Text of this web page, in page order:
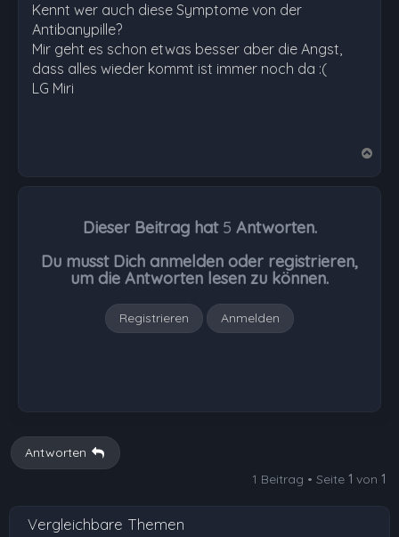
Kennt wer auch diese Symptome von der
Antibanypille?
Mir geht es schon etwas besser aber die Angst,
dass alles wieder kommt ist immer noch da :(
LG Miri
Dieser Beitrag hat 5 Antworten.
Du musst Dich anmelden oder registrieren,
um die Antworten lesen zu können.
Registrieren Anmelden
Antworten
1 Beitrag • Seite 1 von 1
Vergleichbare Themen